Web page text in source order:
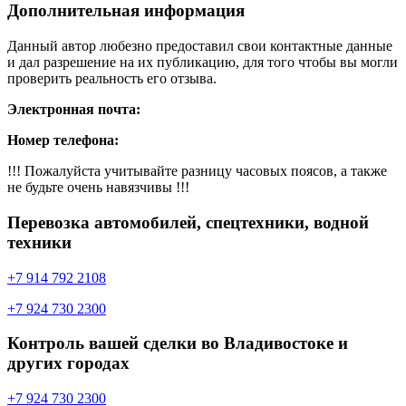
Дополнительная информация
Данный автор любезно предоставил свои контактные данные
и дал разрешение на их публикацию, для того чтобы вы могли
проверить реальность его отзыва.
Электронная почта:
Номер телефона:
!!! Пожалуйста учитывайте разницу часовых поясов, а также
не будьте очень навязчивы !!!
Перевозка автомобилей, спецтехники, водной
техники
+7 914 792 2108
+7 924 730 2300
Контроль вашей сделки во Владивостоке и
других городах
+7 924 730 2300